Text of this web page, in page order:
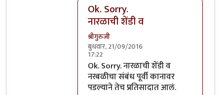
Ok. Sorry.
नारळाची शेंडी व
श्रीगुरुजी
बुधवार, 21/09/2016
17:22
In reply toघाटपांड्यांनी नारळ फोडणे
Ok. Sorry. नारळाची शेंडी व
नरबळीचा संबंध पूर्वी कानावर
पडल्याने तेच प्रतिसादात आलं.